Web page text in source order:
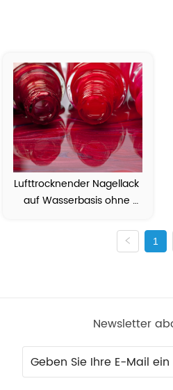
Lufttrocknender Nagellack
auf Wasserbasis ohne
1
Newsletter